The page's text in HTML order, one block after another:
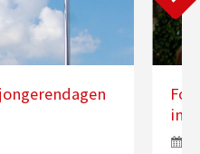
in